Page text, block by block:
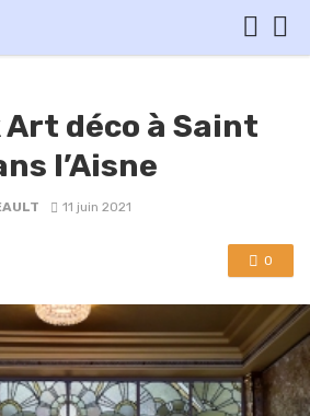
déco à Saint
l’Aisne
11 juin 2021
0